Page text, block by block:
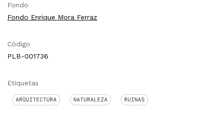
Fondo
Fondo Enrique Mora Ferraz
Código
PLB-001736
Etiquetas
ARQUITECTURA NATURALEZA RUINAS